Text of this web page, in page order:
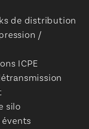
de distribution
/
ICPE
silo